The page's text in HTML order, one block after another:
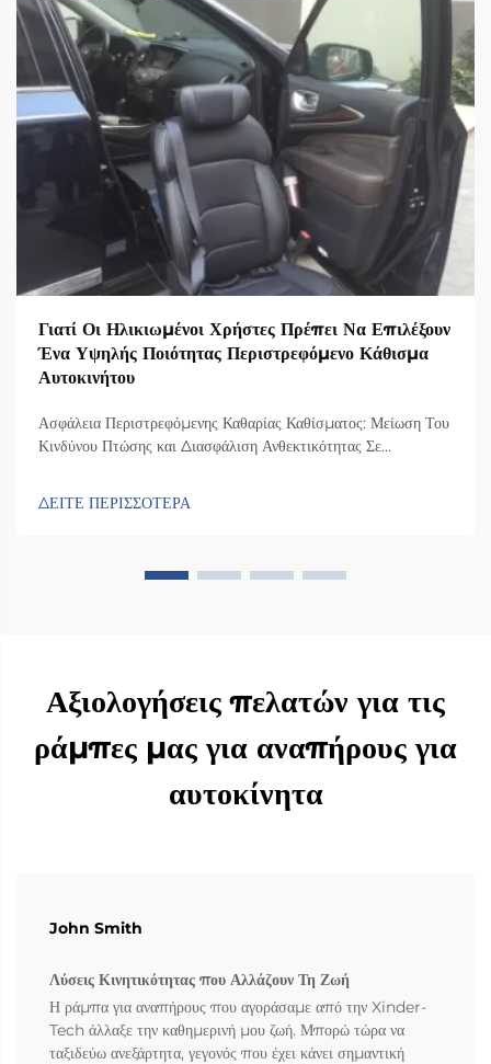
Γιατί Οι Ηλικιωμένοι Χρήστες Πρέπει Να Επιλέξουν
Ένα Υψηλής Ποιότητας Περιστρεφόμενο Κάθισμα
Αυτοκινήτου
Ασφάλεια Περιστρεφόμενης Καθαρίας Καθίσματος: Μείωση Του
Κινδύνου Πτώσης και Διασφάλιση Ανθεκτικότητας Σε
μεταφορές Η καρέκλα διαθέτει έναν ειδικό μηχανισμό
ΔΕΙΤΕ ΠΕΡΙΣΣΟΤΕΡΑ
Αξιολογήσεις πελατών για τις
ράμπες μας για αναπήρους για
αυτοκίνητα
John Smith
Λύσεις Κινητικότητας που Αλλάζουν Τη Ζωή
Η ράμπα για αναπήρους που αγοράσαμε από την Xinder-
Tech άλλαξε την καθημερινή μου ζωή. Μπορώ τώρα να
ταξιδεύω ανεξάρτητα, γεγονός που έχει κάνει σημαντική